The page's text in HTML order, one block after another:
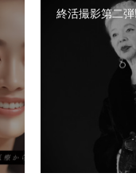
終活撮影第二